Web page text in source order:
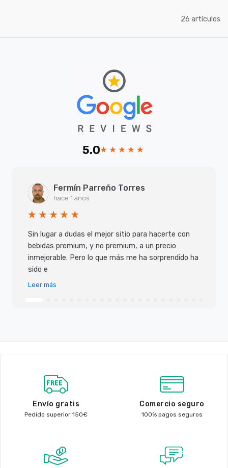
26 artículos
5.0
Fermín Parreño Torres
hace 1 años
Sin lugar a dudas el mejor sitio para hacerte con
bebidas premium, y no premium, a un precio
inmejorable. Pero lo que más me ha sorprendido ha
sido e
Leer más
Envío gratis
Pedido superior 150€
Comercio seguro
100% pagos seguros